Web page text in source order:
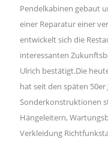
Pendelkabinen gebaut
einer Reparatur einer
entwickelt sich die
interessanten
Ulrich bestätigt.Die
hat seit den späten
Sonderkonstruktionen
Hängeleitern,
Verkleidung